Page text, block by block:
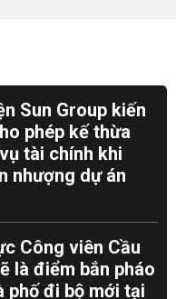
Sun Group kiến
phép kế thừa
tài chính khi
nhượng dự án
Công viên Cầu
là điểm bắn pháo
phố đi bộ mới tại